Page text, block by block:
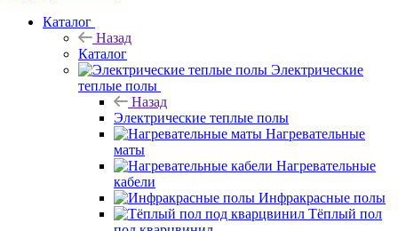
Каталог
Назад
Каталог
Электрические
теплые полы
Назад
Электрические теплые полы
Нагревательные
маты
Нагревательные
кабели
Инфракрасные полы
Тёплый пол